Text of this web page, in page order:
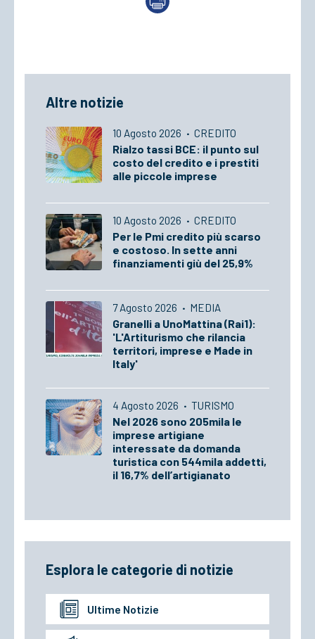
Altre notizie
10 Agosto 2026 · CREDITO
Rialzo tassi BCE: il punto sul
costo del credito e i prestiti
alle piccole imprese
10 Agosto 2026 · CREDITO
Per le Pmi credito più scarso
e costoso. In sette anni
finanziamenti giù del 25,9%
7 Agosto 2026 · MEDIA
Granelli a UnoMattina (Rai1):
'L'Artiturismo che rilancia
territori, imprese e Made in
Italy'
4 Agosto 2026 · TURISMO
Nel 2026 sono 205mila le
imprese artigiane
interessate da domanda
turistica con 544mila addetti,
il 16,7% dell’artigianato
Esplora le categorie di notizie
Ultime Notizie